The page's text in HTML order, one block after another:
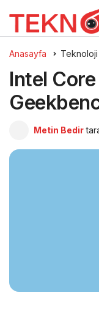
Anasayfa Teknoloji
Intel
Metin Bedir